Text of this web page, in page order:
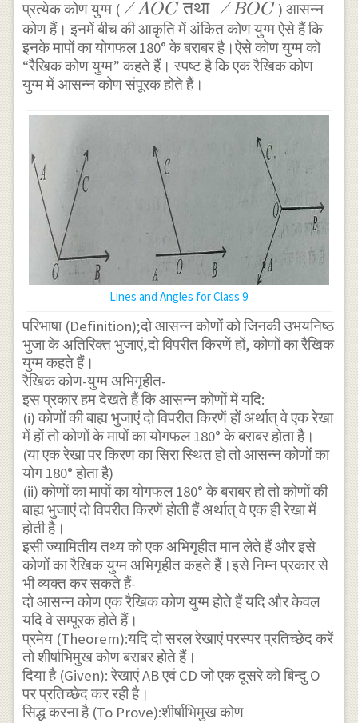
प्रत्येक कोण युग्म ( \angle
AOC
\text
{ तथा
}
\angle
∠AOC तथा ∠BOC ) आसन्न
कोण हैं। इनमें बीच की आकृति में अंकित कोण युग्म ऐसे हैं कि
इनके मापों का योगफल 180° के बराबर है।ऐसे कोण युग्म को
“रैखिक कोण युग्म” कहते हैं। स्पष्ट है कि एक रैखिक कोण
युग्म में आसन्न कोण संपूरक होते हैं।
Lines and Angles for Class 9
परिभाषा (Definition);दो आसन्न कोणों को जिनकी उभयनिष्ठ
भुजा के अतिरिक्त भुजाएं,दो विपरीत किरणें हों, कोणों का रैखिक
युग्म कहते हैं।
रैखिक कोण-युग्म अभिगृहीत-
इस प्रकार हम देखते हैं कि आसन्न कोणों में यदि:
(i) कोणों की बाह्य भुजाएं दो विपरीत किरणें हों अर्थात् वे एक रेखा
में हों तो कोणों के मापों का योगफल 180° के बराबर होता है।
(या एक रेखा पर किरण का सिरा स्थित हो तो आसन्न कोणों का
योग 180° होता है)
(ii) कोणों का मापों का योगफल 180° के बराबर हो तो कोणों की
बाह्य भुजाएं दो विपरीत किरणें होती हैं अर्थात् वे एक ही रेखा में
होती है।
इसी ज्यामितीय तथ्य को एक अभिगृहीत मान लेते हैं और इसे
कोणों का रैखिक युग्म अभिगृहीत कहते हैं।इसे निम्न प्रकार से
भी व्यक्त कर सकते हैं-
दो आसन्न कोण एक रैखिक कोण युग्म होते हैं यदि और केवल
यदि वे सम्पूरक होते हैं।
प्रमेय (Theorem):यदि दो सरल रेखाएं परस्पर प्रतिच्छेद करें
तो शीर्षाभिमुख कोण बराबर होते हैं।
दिया है (Given): रेखाएं AB एवं CD जो एक दूसरे को बिन्दु O
पर प्रतिच्छेद कर रही है।
सिद्ध करना है (To Prove):शीर्षाभिमुख कोण